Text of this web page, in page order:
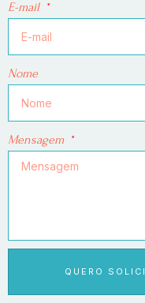
E-mail
Nome
Mensagem
QUERO